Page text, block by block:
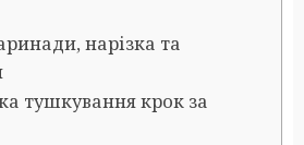
нарізка та
тушкування крок за